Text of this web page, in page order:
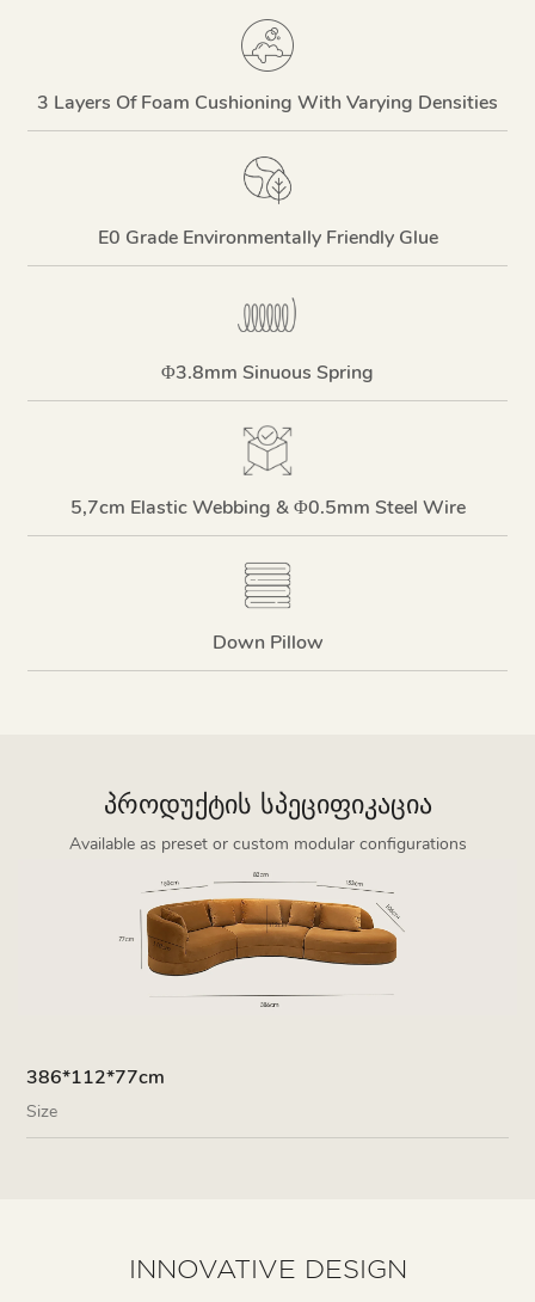
3 Layers Of Foam Cushioning With Varying Densities
E0 Grade Environmentally Friendly Glue
Φ3.8mm Sinuous Spring
5,7cm Elastic Webbing & Φ0.5mm Steel Wire
Down Pillow
ᲞᲠᲝᲓᲣᲥᲢᲘᲡ ᲡᲞᲔᲪᲘᲤᲘᲙᲐᲪᲘᲐ
Available as preset or custom modular configurations
386*112*77cm
Size
INNOVATIVE DESIGN